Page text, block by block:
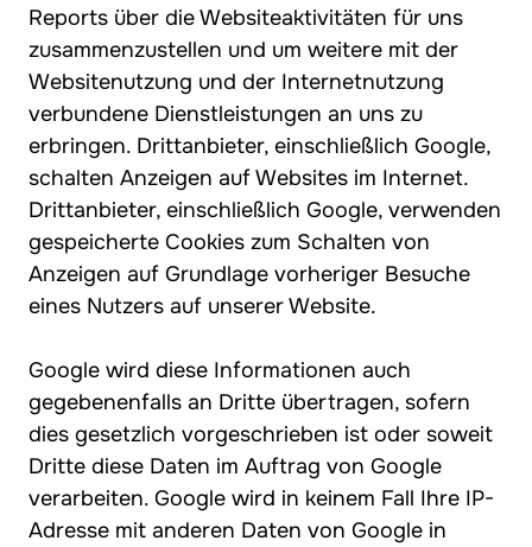
Reports über die Websiteaktivitäten für uns
zusammenzustellen und um weitere mit der
Websitenutzung und der Internetnutzung
verbundene Dienstleistungen an uns zu
erbringen. Drittanbieter, einschließlich Google,
schalten Anzeigen auf Websites im Internet.
Drittanbieter, einschließlich Google, verwenden
gespeicherte Cookies zum Schalten von
Anzeigen auf Grundlage vorheriger Besuche
eines Nutzers auf unserer Website.
Google wird diese Informationen auch
gegebenenfalls an Dritte übertragen, sofern
dies gesetzlich vorgeschrieben ist oder soweit
Dritte diese Daten im Auftrag von Google
verarbeiten. Google wird in keinem Fall Ihre IP-
Adresse mit anderen Daten von Google in